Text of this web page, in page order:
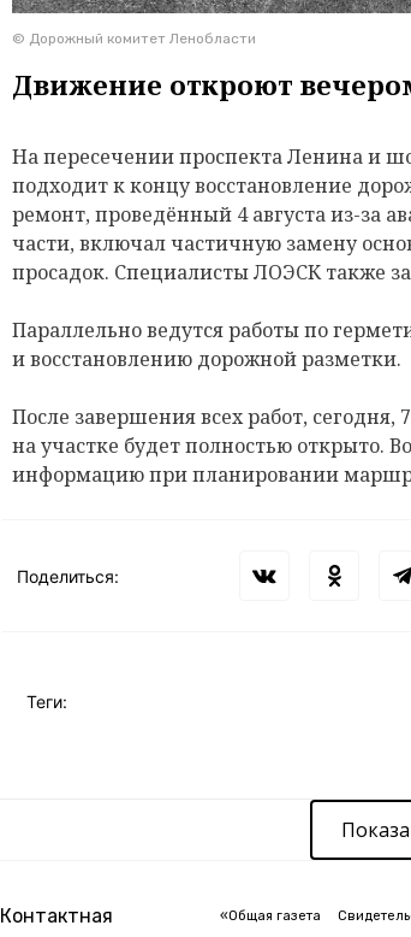
© Дорожный комитет Ленобласти
Движение откроют
На пересечении проспекта Ленина и
подходит к концу восстановление
ремонт, проведённый 4 августа из-за
части, включал частичную замену
просадок. Специалисты ЛОЭСК также
Параллельно ведутся работы по
и восстановлению дорожной разметки.
После завершения всех работ, сегодня,
на участке будет полностью открыто.
информацию при планировании
Поделиться:
Теги:
Контактная «Общая газета